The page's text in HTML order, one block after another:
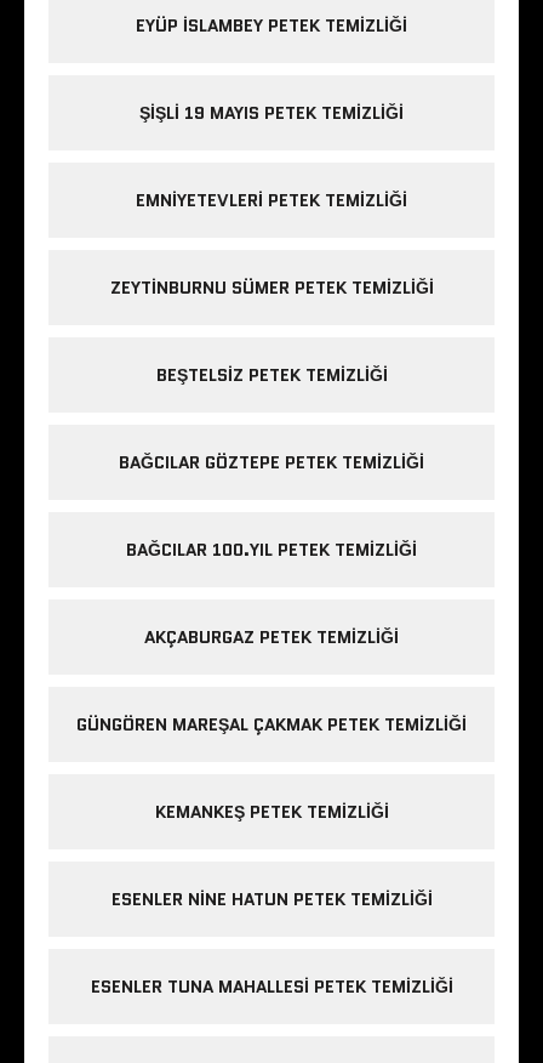
EYÜP ISLAMBEY PETEK TEMIZLIĞI
ŞIŞLI 19 MAYIS PETEK TEMIZLIĞI
EMNIYETEVLERI PETEK TEMIZLIĞI
ZEYTINBURNU SÜMER PETEK TEMIZLIĞI
BEŞTELSIZ PETEK TEMIZLIĞI
BAĞCILAR GÖZTEPE PETEK TEMIZLIĞI
BAĞCILAR 100.YIL PETEK TEMIZLIĞI
AKÇABURGAZ PETEK TEMIZLIĞI
GÜNGÖREN MAREŞAL ÇAKMAK PETEK TEMIZLIĞI
KEMANKEŞ PETEK TEMIZLIĞI
ESENLER NINE HATUN PETEK TEMIZLIĞI
ESENLER TUNA MAHALLESI PETEK TEMIZLIĞI